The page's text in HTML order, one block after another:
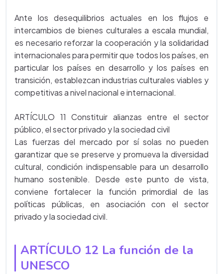
Ante los desequilibrios actuales en los flujos e
intercambios de bienes culturales a escala mundial,
es necesario reforzar la cooperación y la solidaridad
internacionales para permitir que todos los países, en
particular los países en desarrollo y los países en
transición, establezcan industrias culturales viables y
competitivas a nivel nacional e internacional.
ARTÍCULO 11 Constituir alianzas entre el sector
público, el sector privado y la sociedad civil
Las fuerzas del mercado por sí solas no pueden
garantizar que se preserve y promueva la diversidad
cultural, condición indispensable para un desarrollo
humano sostenible. Desde este punto de vista,
conviene fortalecer la función primordial de las
políticas públicas, en asociación con el sector
privado y la sociedad civil.
ARTÍCULO 12 La función de la
UNESCO